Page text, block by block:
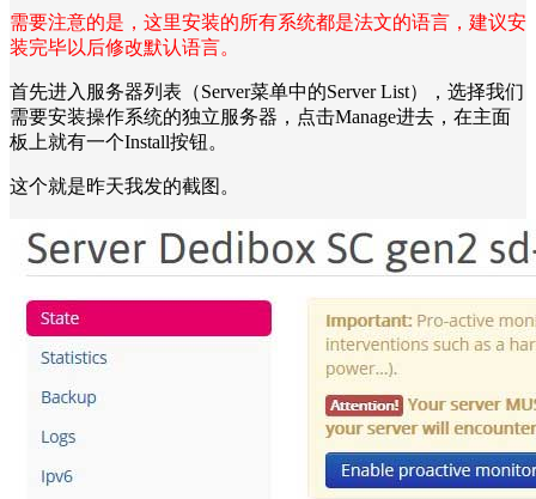
需要注意的是，这里安装的所有系统都是法文的语言，建议安
装完毕以后修改默认语言。
首先进入服务器列表（Server菜单中的Server List），选择我们
需要安装操作系统的独立服务器，点击Manage进去，在主面
板上就有一个Install按钮。
这个就是昨天我发的截图。